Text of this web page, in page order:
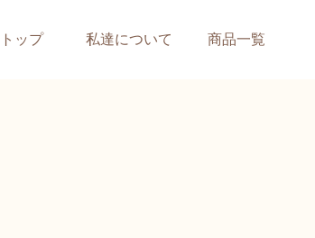
トップ 私達について 商品一覧